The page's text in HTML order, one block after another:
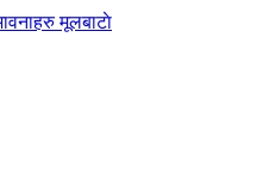
मूलबाटाे